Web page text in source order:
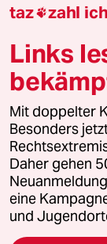
Downloads für
© 2026 taz
Alle Rechte
wenden Sie sich bitte
Feedback
Leitlinie
taz zahl ich
Links
Mit doppelter
Besonders
Daher gehen
eine
und